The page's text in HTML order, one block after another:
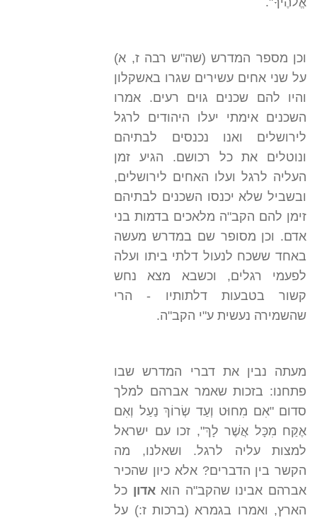
וכן מספר המדרש (שה"ש רבה ז, א)
על שני אחים עשירים שגרו באשקלון
והיו להם שכנים גוים רעים. אמרו
השכנים אימתי יעלו היהודים לרגל
לירושלים ואנו נכנסים לבתיהם
ונוטלים את כל רכושם. הגיע זמן
העליה לרגל ועלו האחים לירושלים,
ובשביל שלא יכנסו השכנים לבתיהם
זימן להם הקב"ה מלאכים בדמות בני
אדם. וכן מסופר שם במדרש מעשה
באחד ששכח לנעול דלתי ביתו ועלה
לפעמי רגלים, וכשבא מצא נחש
קשור בטבעות דלתותיו - הרי
שהשמירה נעשית ע"י הקב"ה.
מעתה נבין את דברי המדרש שבו
פתחנו: בזכות שאמר אברהם למלך
סדום "אִם מִחוּט וְעַד שְׂרוֹךְ נַעַל וְאִם
אֶקַּח מִכָּל אֲשֶׁר לָךְ", זכו עם ישראל
למצות עליה לרגל. ושאלנו, מה
הקשר בין הדברים? אלא כיון שהכיר
אברהם אבינו שהקב"ה הואאדון כל
הארץ, ואמרו בגמרא (ברכות ז:) על